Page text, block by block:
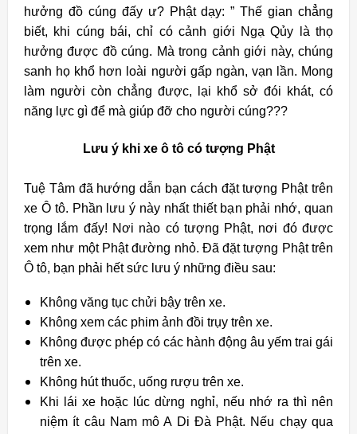
hưởng đồ cúng đấy ư? Phật dạy: ” Thế gian chẳng
biết, khi cúng bái, chỉ có cảnh giới Ngạ Qủy là thọ
hưởng được đồ cúng. Mà trong cảnh giới này, chúng
sanh họ khổ hơn loài người gấp ngàn, vạn lần. Mong
làm người còn chẳng được, lại khổ sở đói khát, có
năng lực gì để mà giúp đỡ cho người cúng???
Lưu ý khi xe ô tô có tượng Phật
Tuệ Tâm đã hướng dẫn bạn cách đặt tượng Phật trên
xe Ô tô. Phần lưu ý này nhất thiết bạn phải nhớ, quan
trọng lắm đấy! Nơi nào có tượng Phật, nơi đó được
xem như một Phật đường nhỏ. Đã đặt tượng Phật trên
Ô tô, bạn phải hết sức lưu ý những điều sau:
Không văng tục chửi bậy trên xe.
Không xem các phim ảnh đồi trụy trên xe.
Không được phép có các hành động âu yếm trai gái
trên xe.
Không hút thuốc, uống rượu trên xe.
Khi lái xe hoặc lúc dừng nghỉ, nếu nhớ ra thì nên
niệm ít câu Nam mô A Di Đà Phật. Nếu chạy qua